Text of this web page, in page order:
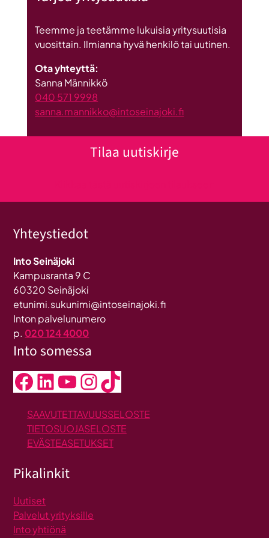
Teemme ja teetämme lukuisia yritysuutisia
vuosittain. Ilmianna hyvä henkilö tai uutinen.
Ota yhteyttä:
Sanna Männikkö
040 571 9998
sanna.mannikko@intoseinajoki.fi
Tilaa uutiskirje
Yhteystiedot
Into Seinäjoki
Kampusranta 9 C
60320 Seinäjoki
etunimi.sukunimi@intoseinajoki.fi
Inton palvelunumero
p. 020 124 4000
Into somessa
Facebook LinkedIn YouTube InstagramTikTok
SAAVUTETTAVUUSSELOSTE
TIETOSUOJASELOSTE
EVÄSTEASETUKSET
Pikalinkit
Uutiset
Palvelut yrityksille
Into yhtiönä